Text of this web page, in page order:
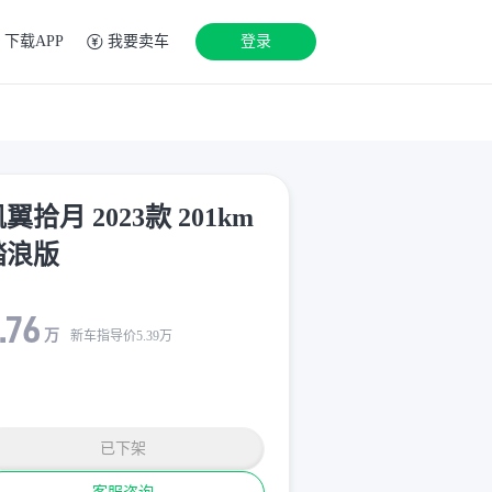
下载APP 我要卖车 登录
翼拾月 2023款 201km
浪版
万 新车指导价5.39万
已下架